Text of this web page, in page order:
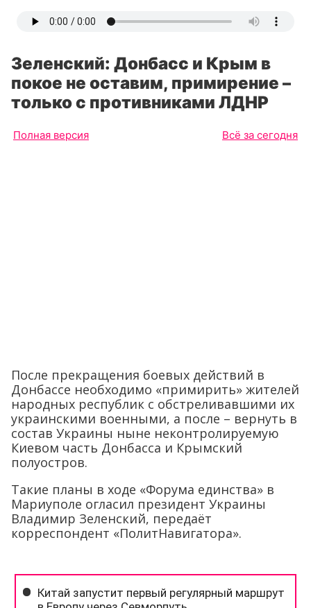
Зеленский: Донбасс и Крым в
покое не оставим, примирение –
только с противниками ЛДНР
Полная версия Всё за сегодня
После прекращения боевых действий в
Донбассе необходимо «примирить» жителей
народных республик с обстреливавшими их
украинскими военными, а после – вернуть в
состав Украины ныне неконтролируемую
Киевом часть Донбасса и Крымский
полуостров.
Такие планы в ходе «Форума единства» в
Мариуполе огласил президент Украины
Владимир Зеленский, передаёт
корреспондент «ПолитНавигатора».